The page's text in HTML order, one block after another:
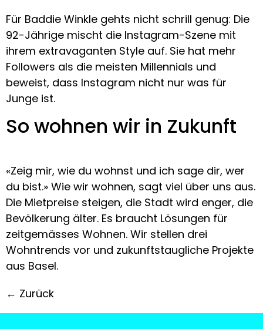
Für Baddie Winkle gehts nicht schrill genug: Die
92-Jährige mischt die Instagram-Szene mit
ihrem extravaganten Style auf. Sie hat mehr
Followers als die meisten Millennials und
beweist, dass Instagram nicht nur was für
Junge ist.
So wohnen wir in Zukunft
«Zeig mir, wie du wohnst und ich sage dir, wer
du bist.» Wie wir wohnen, sagt viel über uns aus.
Die Mietpreise steigen, die Stadt wird enger, die
Bevölkerung älter. Es braucht Lösungen für
zeitgemässes Wohnen. Wir stellen drei
Wohntrends vor und zukunftstaugliche Projekte
aus Basel.
← Zurück